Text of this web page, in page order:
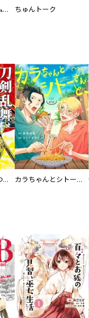
スーパー恋愛タイム！～現場でドＳな彼女は自宅でデレる～ ちゅんトーク
刀剣乱舞～日本号つれづれ酒～ カラちゃんとシトーさんと、 【分冊版】